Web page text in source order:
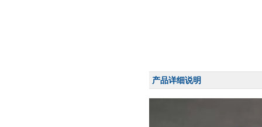
产品详细说明